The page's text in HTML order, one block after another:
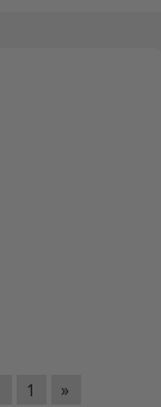
1 »